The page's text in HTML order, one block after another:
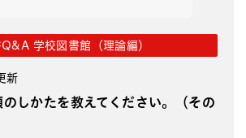
学校図書館（理論編）
新
しかたを教えてください。（その